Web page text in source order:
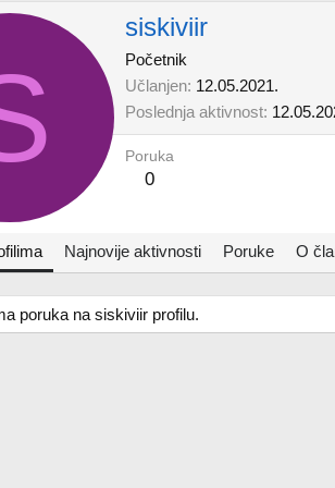
siskiviir
Početnik
Učlanjen 12.05.2021.
Poslednja aktivnost
Poruka
0
Najnovije aktivnosti Poruke O
poruka na siskiviir profilu.